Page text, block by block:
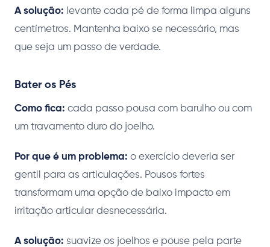
A solução: levante cada pé de forma limpa alguns
centímetros. Mantenha baixo se necessário, mas
que seja um passo de verdade.
Bater os Pés
Como fica: cada passo pousa com barulho ou com
um travamento duro do joelho.
Por que é um problema: o exercício deveria ser
gentil para as articulações. Pousos fortes
transformam uma opção de baixo impacto em
irritação articular desnecessária.
A solução: suavize os joelhos e pouse pela parte